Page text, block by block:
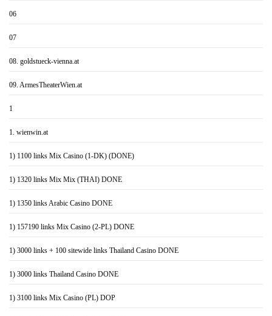
06
07
08. goldstueck-vienna.at
09. ArmesTheaterWien.at
1
1. wienwin.at
1) 1100 links Mix Casino (1-DK) (DONE)
1) 1320 links Mix Mix (THAI) DONE
1) 1350 links Arabic Casino DONE
1) 157190 links Mix Casino (2-PL) DONE
1) 3000 links + 100 sitewide links Thailand Casino DONE
1) 3000 links Thailand Casino DONE
1) 3100 links Mix Casino (PL) DOP